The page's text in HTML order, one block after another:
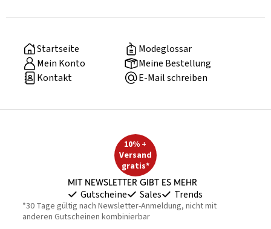
Startseite
Modeglossar
Mein Konto
Meine Bestellung
Kontakt
E-Mail schreiben
10% +
Versand
gratis*
Mit Newsletter gibt es mehr
Gutscheine Sales Trends
*30 Tage gültig nach Newsletter-Anmeldung, nicht mit
anderen Gutscheinen kombinierbar